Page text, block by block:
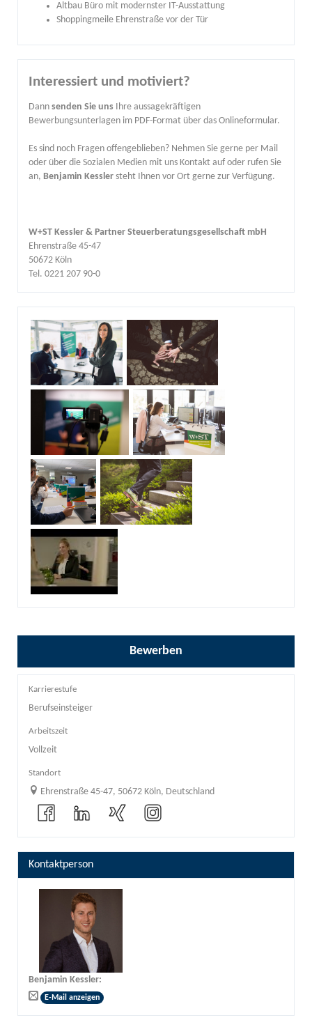
Altbau Büro mit modernster IT-Ausstattung
Shoppingmeile Ehrenstraße vor der Tür
Interessiert und motiviert?
Dann senden Sie uns Ihre aussagekräftigen
Bewerbungsunterlagen im PDF-Format über das Onlineformular.
Es sind noch Fragen offengeblieben? Nehmen Sie gerne per Mail
oder über die Sozialen Medien mit uns Kontakt auf oder rufen Sie
an, Benjamin Kessler steht Ihnen vor Ort gerne zur Verfügung.
W+ST Kessler & Partner Steuerberatungsgesellschaft mbH
Ehrenstraße 45-47
50672 Köln
Tel. 0221 207 90-0
Bewerben
Karrierestufe
Berufseinsteiger
Arbeitszeit
Vollzeit
Standort
Ehrenstraße 45-47, 50672 Köln, Deutschland
Kontaktperson
Benjamin Kessler:
E-Mail anzeigen